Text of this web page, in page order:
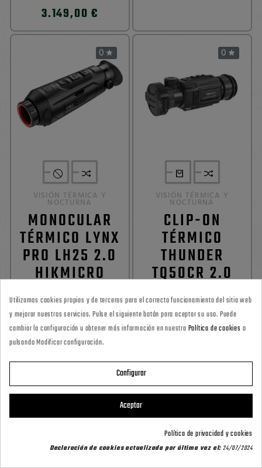
3.149,00 €
0 
VISIÓN TÉRMICA Y
NOCTURNA
MONOCULAR
TÉRMICO LYNX
PRO LH25 2.0
HIKMICRO
1.079,00 €
0 
VISIÓN TÉRMICA Y
NOCTURNA
CLIP-ON
TÉRMICO
THUNDER
TQ50CR 2.0
HIKMICRO
3.069,00 €
0 0
Utilizamos cookies propias y de terceros para el correcto funcionamiento del sitio web
y mejorar nuestros servicios. Pulse el siguiente botón para aceptar su uso. Puede
cambiar la configuración u obtener más información en nuestra Política de cookies o
pulsando Modificar configuración.
Configurar
Aceptar
Política de privacidad y cookies
Declaración de cookies actualizada por última vez el:24/07/2024